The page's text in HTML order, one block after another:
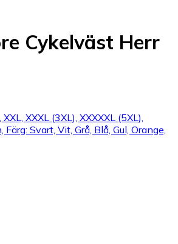
Cykelväst Herr
XXXL (3XL), XXXXXL (5XL),
Svart, Vit, Grå, Blå, Gul, Orange,